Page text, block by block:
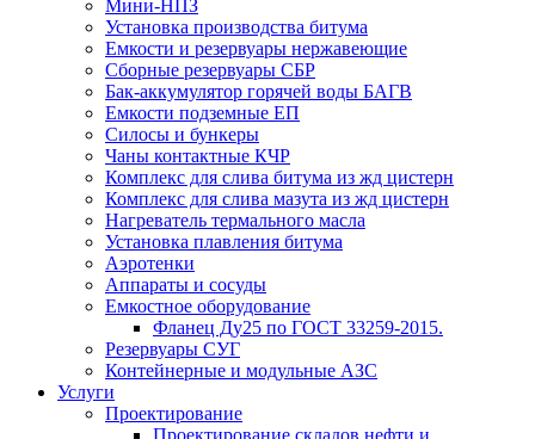
Мини-НПЗ
Установка производства битума
Емкости и резервуары нержавеющие
Сборные резервуары СБР
Бак-аккумулятор горячей воды БАГВ
Емкости подземные ЕП
Силосы и бункеры
Чаны контактные КЧР
Комплекс для слива битума из жд цистерн
Комплекс для слива мазута из жд цистерн
Нагреватель термального масла
Установка плавления битума
Аэротенки
Аппараты и сосуды
Емкостное оборудование
Фланец Ду25 по ГОСТ 33259-2015.
Резервуары СУГ
Контейнерные и модульные АЗС
Услуги
Проектирование
Проектирование складов нефти и